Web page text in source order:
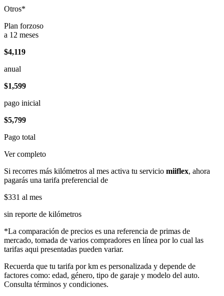
Otros*
Plan forzoso
a 12 meses
$4,119
anual
$1,599
pago inicial
$5,799
Pago total
Ver completo
Si recorres más kilómetros al mes activa tu servicio miiflex, ahora
pagarás una tarifa preferencial de
$331 al mes
sin reporte de kilómetros
*La comparación de precios es una referencia de primas de
mercado, tomada de varios compradores en línea por lo cual las
tarifas aqui presentadas pueden variar.
Recuerda que tu tarifa por km es personalizada y depende de
factores como: edad, género, tipo de garaje y modelo del auto.
Consulta términos y condiciones.